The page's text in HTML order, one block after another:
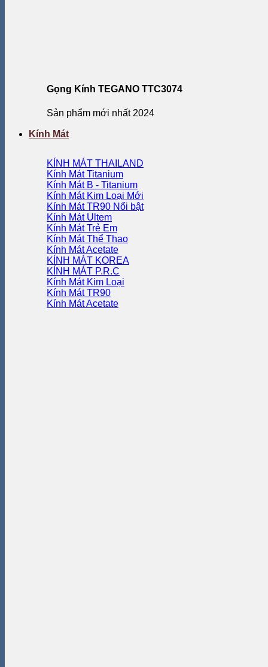
Gọng Kính TEGANO TTC3074
Sản phẩm mới nhất 2024
Kính Mát
KÍNH MÁT THAILAND
Kính Mát Titanium
Kính Mát B - Titanium
Kính Mát Kim Loại
Kính Mát TR90
Kính Mát Ultem
Kính Mát Trẻ Em
Kính Mát Thể Thao
Kính Mát Acetate
KÍNH MÁT KOREA
KÍNH MÁT P.R.C
Kính Mát Kim Loại
Kính Mát TR90
Kính Mát Acetate